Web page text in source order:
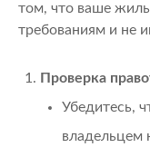
том, что ваше
требованиям и не
Проверка
Убедитесь,
владельцем